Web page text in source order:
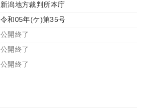
新潟地方裁判所本庁
令和05年(ケ)第35号
公開終了
公開終了
公開終了